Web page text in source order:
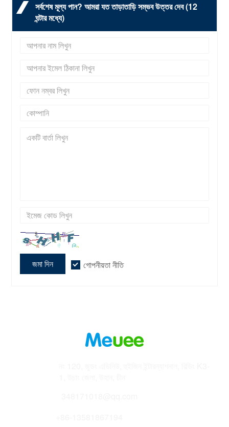
সর্বশেষ মূল্য পান? আমরা যত তাড়াতাড়ি সম্ভব উত্তর দেব (12
ঘন্টার মধ্যে)
জমা দিন গোপনীয়তা নীতি